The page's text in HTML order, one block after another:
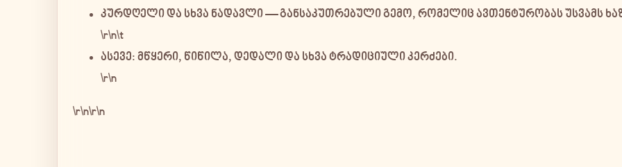
კურდღელი და სხვა ნადავლი— განსაკუთრებული გემო, რომელიც ავთენტურობას უსვამს
\r\n\t
ასევე: მწყერი, წიწილა, დედალიდა სხვა ტრადიციული კერძები.
\r\n
\r\n\r\n